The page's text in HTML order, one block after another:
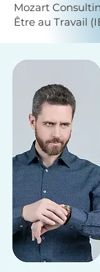
Mozart
Être au Travail